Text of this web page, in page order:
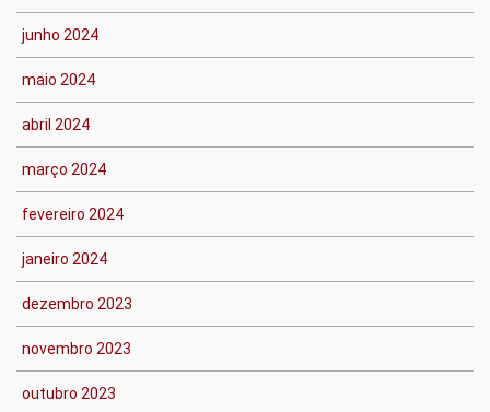
junho 2024
maio 2024
abril 2024
março 2024
fevereiro 2024
janeiro 2024
dezembro 2023
novembro 2023
outubro 2023